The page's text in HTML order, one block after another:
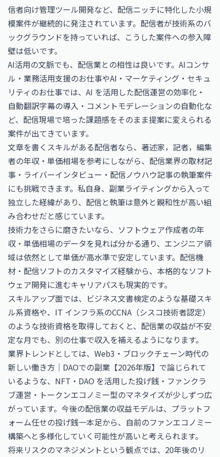
信者向け管理ツール開発など、配信ニッチに特化した小規
模案件が継続的に発注されています。配信者が技術系のバ
ックグラウンドを持っていれば、こうした案件への参入障
壁は低いです。
AI活用の文脈でも、配信業との相性は良いです。 AIコンサ
ル・業務活用支援のお仕事やAI・マーケティング・セキュ
リティのお仕事では、AI を活用した配信運営の効率化・
自動翻訳字幕の導入・コメントモデレーションの自動化な
ど、配信現場で培った課題感をそのまま提案に変えられる
案件が出てきています。
文章を書くスキルがある配信者なら、 著述家，記者，編集
者の年収・単価相場を参考にしながら、配信業界の取材記
事・ライバーインタビュー・配信ノウハウ記事の執筆案件
にも挑戦できます。私自身、副業ライティングから入って
独立した経緯があり、配信と執筆は意外と親和性が高い組
み合わせだと感じています。
技術力をさらに磨きたいなら、 ソフトウェア作成者の年
収・単価相場のデータを見れば分かる通り、エンジニア領
域は依然として単価が高水準で安定しています。配信機
材・配信ソフトのカスタマイズ経験から、本格的なソフト
ウェア開発に進むキャリアパスも現実的です。
スキルアップ面では、 ビジネス文書検定のような基礎スキ
ル系資格や、IT インフラ系のCCNA（シスコ技術者認定）
のような技術資格を取得しておくと、配信業の収益が不安
定な月でも、別の仕事で収入を補えるようになります。
業界トレンドとしては、 Web3・ブロックチェーン時代の
新しい働き方｜DAOでの副業【2026年版】 で論じられて
いるような、NFT・DAO を活用した投げ銭・ファンクラ
ブ運営・トークンエコノミー型のマネタイズが少しずつ広
がっています。今後の配信業の収益モデルは、プラットフ
ォーム任せの投げ銭一本足から、自前のファンエコノミー
構築へと多様化していく可能性が高いと考えられます。
将来リスクのマネジメントという観点では、 20年後のリ